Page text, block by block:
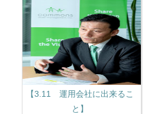
【3.11 運用会社に出来るこ
と】